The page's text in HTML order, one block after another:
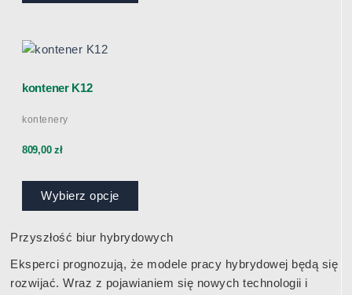
kontener K12
kontenery
809,00 zł
Wybierz opcje
wybrać
produktu
Przyszłość biur hybrydowych
Eksperci prognozują, że modele pracy hybrydowej będą się
rozwijać. Wraz z pojawianiem się nowych technologii i